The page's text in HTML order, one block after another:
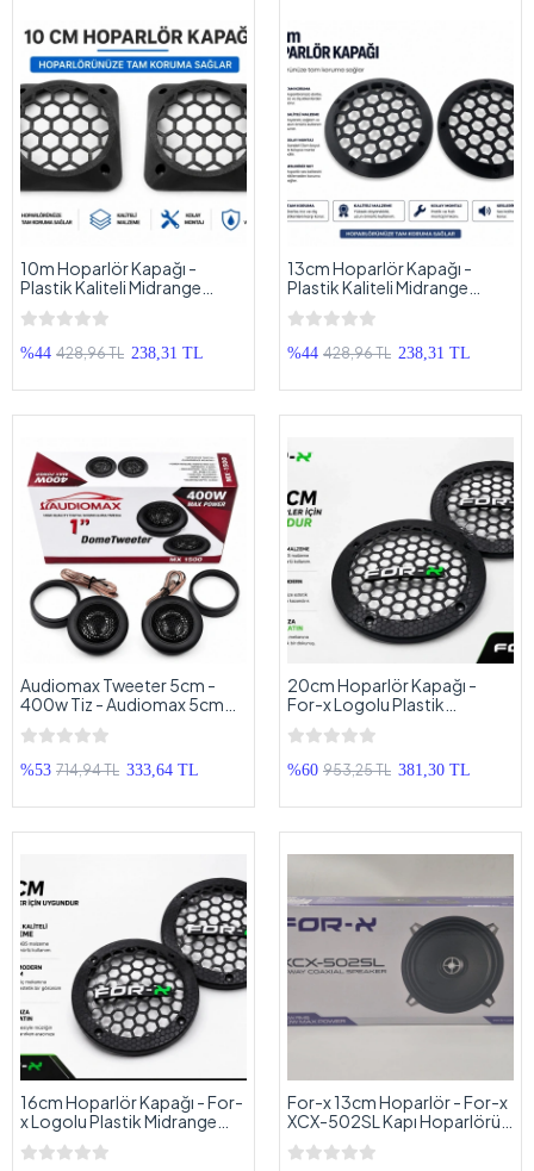
10m Hoparlör Kapağı -
Plastik Kaliteli Midrange
Hoparlör Kapak 10 cm - 2
Adet
%44 428,96 TL 238,31 TL
13cm Hoparlör Kapağı -
Plastik Kaliteli Midrange
Hoparlör Kapak 13 cm - 2
Adet
%44 428,96 TL 238,31 TL
Audiomax Tweeter 5cm -
400w Tiz - Audiomax 5cm
Kapı ve Direk Tweeter
%53 714,94 TL 333,64 TL
20cm Hoparlör Kapağı -
For-x Logolu Plastik
Midrange Hoparlör Kapak 20
cm - 2 Adet
%60 953,25 TL 381,30 TL
16cm Hoparlör Kapağı - For-
x Logolu Plastik Midrange
Hoparlör Kapak 16 cm - 2
Adet
For-x 13cm Hoparlör - For-x
XCX-502SL Kapı Hoparlörü
13 cm - For-x Profesyonel
Hoparlör 13cm